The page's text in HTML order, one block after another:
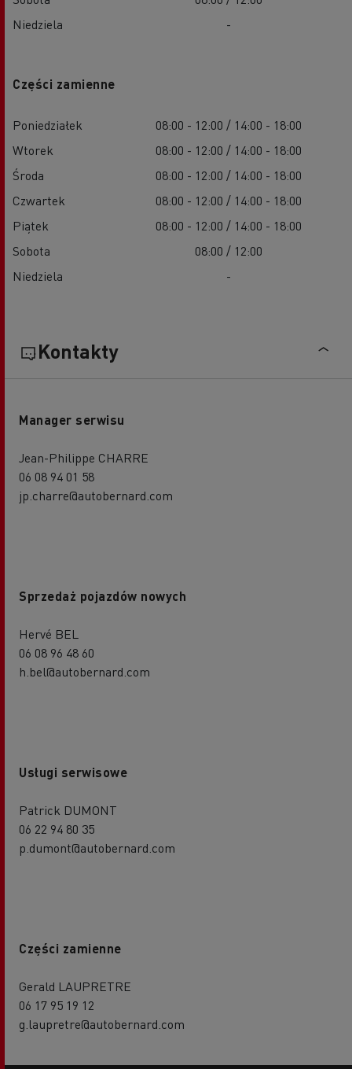
Niedziela
-
Części zamienne
Poniedziałek
08:00 - 12:00 / 14:00 - 18:00
Wtorek
08:00 - 12:00 / 14:00 - 18:00
Środa
08:00 - 12:00 / 14:00 - 18:00
Czwartek
08:00 - 12:00 / 14:00 - 18:00
Piątek
08:00 - 12:00 / 14:00 - 18:00
Sobota
08:00 / 12:00
Niedziela
-
Kontakty
Manager serwisu
Jean-Philippe CHARRE
06 08 94 01 58
jp.charre@autobernard.com
Sprzedaż pojazdów nowych
Hervé BEL
06 08 96 48 60
h.bel@autobernard.com
Usługi serwisowe
Patrick DUMONT
06 22 94 80 35
p.dumont@autobernard.com
Części zamienne
Gerald LAUPRETRE
06 17 95 19 12
g.laupretre@autobernard.com